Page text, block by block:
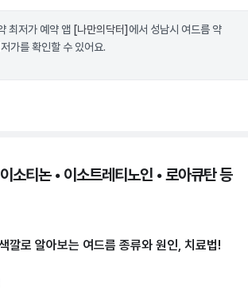
최저가 예약 앱 [나만의닥터] 에서 성남시 여드름 약
가를 확인할 수 있어요.
소티논 • 이소트레티노인 • 로아큐탄 등
깔로 알아보는 여드름 종류와 원인, 치료법!